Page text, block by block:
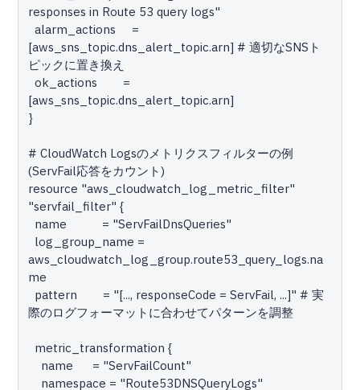
responses in Route 53 query logs"
[aws_sns_topic.dns_alert_topic.arn] # 適切なSNSト
ピックに置き換え
[aws_sns_topic.dns_alert_topic.arn]
}
# CloudWatch Logsのメトリクスフィルターの例
(ServFail応答をカウント)
resource "aws_cloudwatch_log_metric_filter"
"servfail_filter" {
aws_cloudwatch_log_group.route53_query_logs.na
me
際のログフォーマットに合わせてパターンを調整